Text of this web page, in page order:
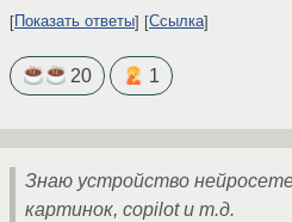
Показать ответы Ссылка
20 1
Знаю устройство
картинок, copilot и т.д.